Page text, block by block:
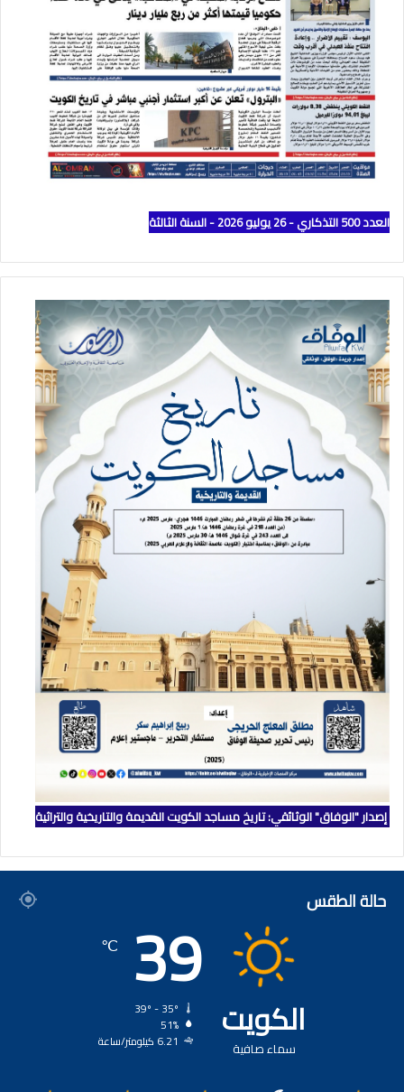
العدد 500 التذكاري - 26 يوليو 2026 - السنة الثالثة
إصدار "الوفاق" الوثائقي: تاريخ مساجد الكويت القديمة والتاريخية والتراثية
حالة الطقس
الكويت
سماء صافية
39
℃
51%
6.21 كيلومتر/ساعة